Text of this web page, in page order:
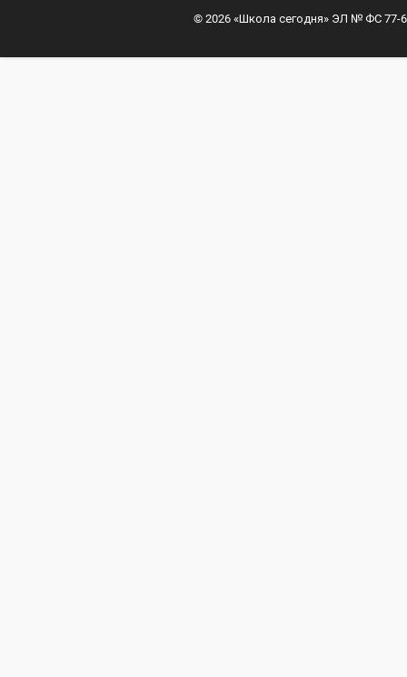
© 2026 «Школа сегодня» ЭЛ № ФС 77-